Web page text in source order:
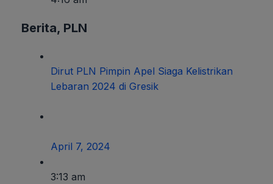
Berita, PLN
Dirut PLN Pimpin Apel Siaga Kelistrikan
Lebaran 2024 di Gresik
April 7, 2024
3:13 am